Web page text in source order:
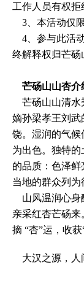
工作人员有权拒
3、本活动仅
4、参与此活
终解释权归芒砀
芒砀山山杏介
芒砀山山清水
嫡孙梁孝王刘武
饶。湿润的气
为出色。独特的
的品质：色泽
当地的群众列为
山风温润心身
亲采红杏芒砀
摘 “杏”运，收
大汉之源，人